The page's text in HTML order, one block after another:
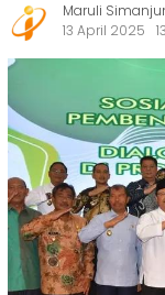
Maruli
13 April 2025